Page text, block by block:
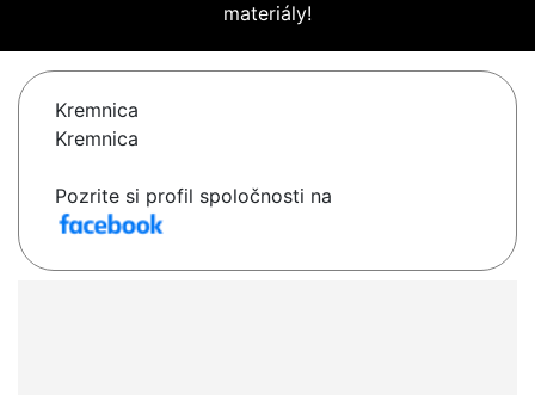
materiály!
Kremnica
Kremnica
Pozrite si profil spoločnosti na